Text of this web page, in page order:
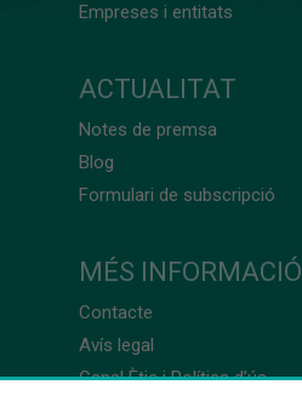
Empreses i entitats
ACTUALITAT
Notes de premsa
Blog
Formulari de subscripció
MÉS INFORMACIÓ
Contacte
Avís legal
Canal Ètic i Política d’ús